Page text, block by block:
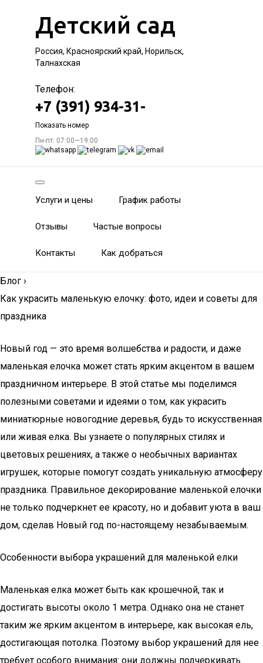
Детский сад
Россия, Красноярский край, Норильск,
Талнахская
Телефон:
+7 (391) 934-31-
Показать номер
Пн-пт: 07:00—19:00
Услуги и цены График работы
Отзывы Частые вопросы
Контакты Как добраться
Блог ›
Как украсить маленькую елочку: фото, идеи и советы для
праздника
Новый год — это время волшебства и радости, и даже
маленькая елочка может стать ярким акцентом в вашем
праздничном интерьере. В этой статье мы поделимся
полезными советами и идеями о том, как украсить
миниатюрные новогодние деревья, будь то искусственная
или живая елка. Вы узнаете о популярных стилях и
цветовых решениях, а также о необычных вариантах
игрушек, которые помогут создать уникальную атмосферу
праздника. Правильное декорирование маленькой елочки
не только подчеркнет ее красоту, но и добавит уюта в ваш
дом, сделав Новый год по-настоящему незабываемым.
Особенности выбора украшений для маленькой елки
Маленькая елка может быть как крошечной, так и
достигать высоты около 1 метра. Однако она не станет
таким же ярким акцентом в интерьере, как высокая ель,
достигающая потолка. Поэтому выбор украшений для нее
требует особого внимания: они должны подчеркивать